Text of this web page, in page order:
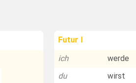
Futur I
ich
werde
du
wirst